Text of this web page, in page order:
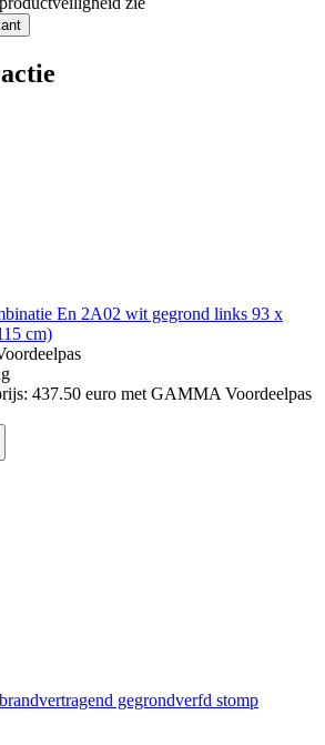
En 2A02 wit gegrond links 93 x
cm)
437.50 euro met GAMMA Voordeelpas
gegrondverfd stomp